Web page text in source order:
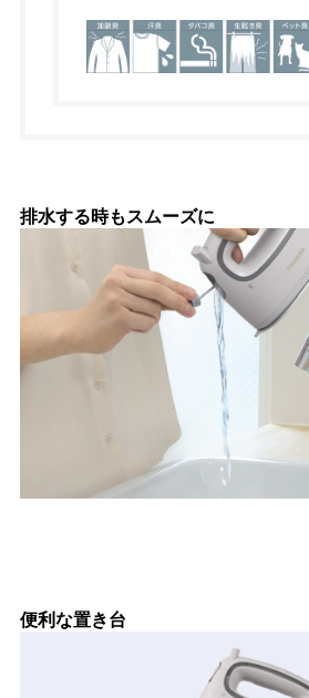
排水する時もスムーズに
便利な置き台